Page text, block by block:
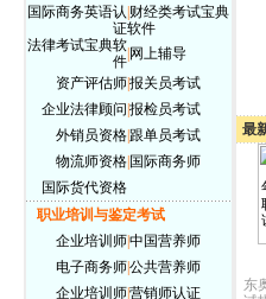
国际商务英语认
证
财经类考试宝典
软件
法律考试宝典软
件| 网上辅导
资产评估师|报关员考试
企业法律顾问 报检员考试
外销员资格|跟单员考试
物流师资格| 国际商务师
国际货代资格
职业培训与鉴定考试
企业培训师|中国营养师
电子商务师|公共营养师
企业培训师|营销师认证
最
东